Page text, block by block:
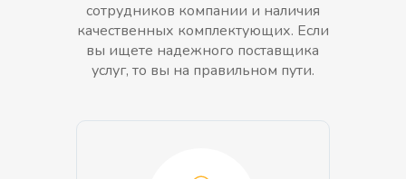
сотрудников компании и наличия
качественных комплектующих. Если
вы ищете надежного поставщика
услуг, то вы на правильном пути.